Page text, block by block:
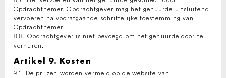
Opdrachtnemer. Opdrachtgever mag het gehuurde uitsluitend
vervoeren na voorafgaande schriftelijke toestemming van
Opdrachtnemer.
8.8. Opdrachtgever is niet bevoegd om het gehuurde door te
verhuren.
Artikel 9. Kosten
9.1. De prijzen worden vermeld op de website van